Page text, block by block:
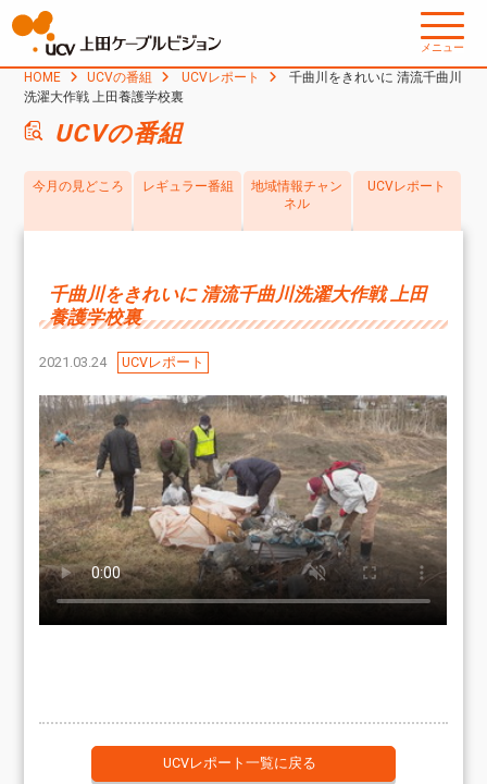
メニュー
HOME UCVの番組 UCVレポート
千曲川をきれいに 清流千曲川
洗濯大作戦 上田養護学校裏
UCVの番組
今月の見どころ レギュラー番組
地域情報チャン
ネル
UCVレポート
千曲川をきれいに 清流千曲川洗濯大作戦 上田
養護学校裏
2021.03.24 UCVレポート
UCVレポート一覧に戻る